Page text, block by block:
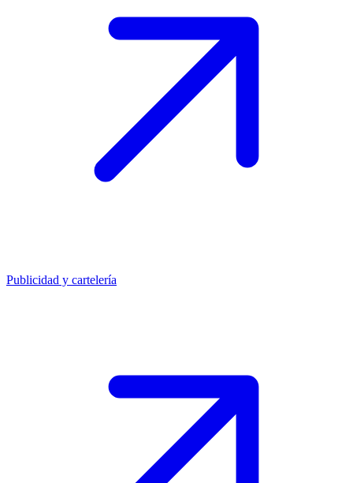
Publicidad y cartelería